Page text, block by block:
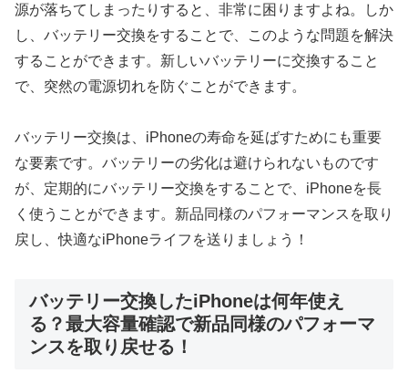
源が落ちてしまったりすると、非常に困りますよね。しか
し、バッテリー交換をすることで、このような問題を解決
することができます。新しいバッテリーに交換すること
で、突然の電源切れを防ぐことができます。
バッテリー交換は、iPhoneの寿命を延ばすためにも重要
な要素です。バッテリーの劣化は避けられないものです
が、定期的にバッテリー交換をすることで、iPhoneを長
く使うことができます。新品同様のパフォーマンスを取り
戻し、快適なiPhoneライフを送りましょう！
バッテリー交換したiPhoneは何年使え
る？最大容量確認で新品同様のパフォーマ
ンスを取り戻せる！